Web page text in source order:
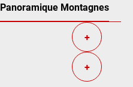
Panoramique Montagnes
+
+